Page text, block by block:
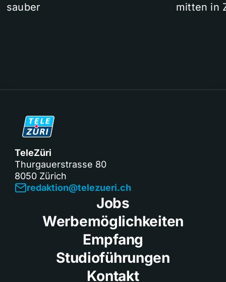
sauber
mitten in
TeleZüri
Thurgauerstrasse 80
8050 Zürich
redaktion@telezueri.ch
Jobs
Werbemöglichkeiten
Empfang
Studioführungen
Kontakt